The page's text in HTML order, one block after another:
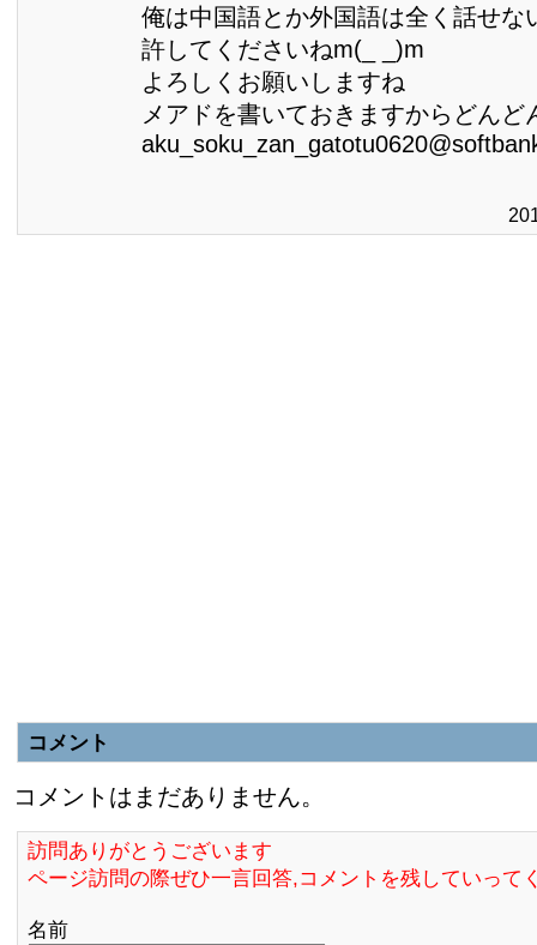
俺は中国語とか外国語は全く話せな
許してくださいねm(_ _)m
よろしくお願いしますね
メアドを書いておきますからどんど
コメント
コメントはまだありません。
訪問ありがとうございます
ページ訪問の際ぜひ一言回答,コメントを残していって
名前